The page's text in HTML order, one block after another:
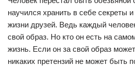
научился хранить в себе секреты
жизни друзей. Ведь каждый
свой образ. Но кто он есть на
жизнь. Если он за свой образ
никаких претензий не может быть